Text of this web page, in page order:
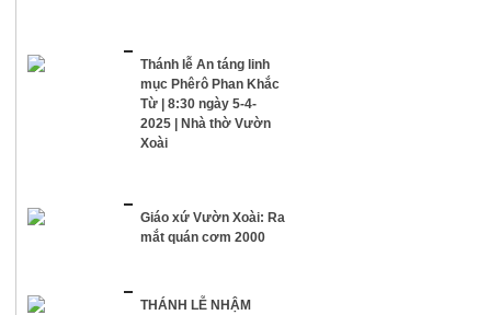
Thánh lễ An táng linh
mục Phêrô Phan Khắc
Từ | 8:30 ngày 5-4-
2025 | Nhà thờ Vườn
Xoài
Giáo xứ Vườn Xoài: Ra
mắt quán cơm 2000
THÁNH LỄ NHẬM